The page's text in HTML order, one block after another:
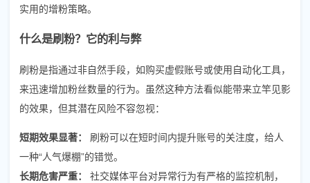
实用的增粉策略。
什么是刷粉？它的利与弊
刷粉是指通过非自然手段，如购买虚假账号或使用自动化工具，
来迅速增加粉丝数量的行为。虽然这种方法看似能带来立竿见影
的效果，但其潜在风险不容忽视：
短期效果显著：
刷粉可以在短时间内提升账号的关注度，给人
一种“人气爆棚”的错觉。
长期危害严重：
社交媒体平台对异常行为有严格的监控机制，